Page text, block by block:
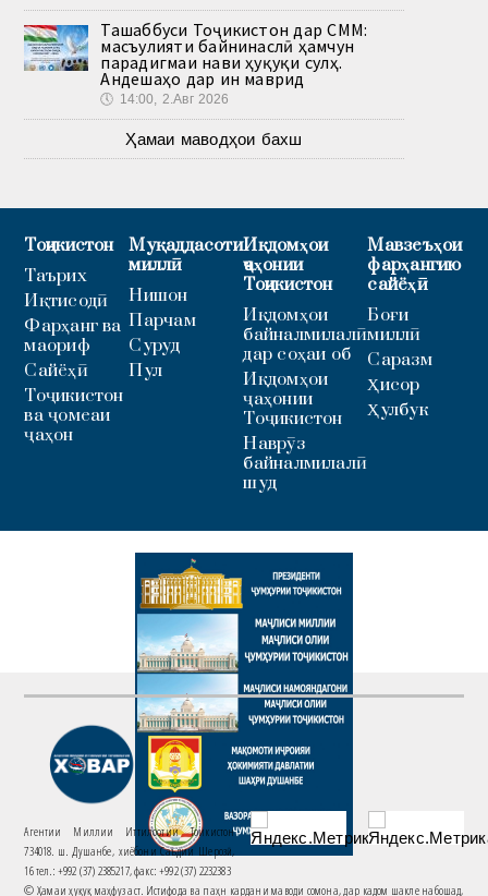
Ташаббуси Тоҷикистон дар СММ:
масъулияти байнинаслӣ ҳамчун
парадигмаи нави ҳуқуқи сулҳ.
Андешаҳо дар ин маврид
🕔 14:00, 2.Авг 2026
Ҳамаи маводҳои бахш
Тоҷикистон
Таърих
Иқтисодӣ
Фарҳанг ва
маориф
Сайёҳӣ
Тоҷикистон
ва ҷомеаи
ҷаҳон
Муқаддасоти
миллӣ
Нишон
Парчам
Суруд
Пул
Иқдомҳои
ҷаҳонии
Тоҷикистон
Иқдомҳои
байналмилалӣ
дар соҳаи об
Иқдомҳои
ҷаҳонии
Тоҷикистон
Наврӯз
байналмилалӣ
шуд
Мавзеъҳои
фарҳангию
сайёҳӣ
Боғи
миллӣ
Саразм
Ҳисор
Ҳулбук
Агентии Миллии Иттилоотии Тоҷикистон
734018. ш. Душанбе, хиёбони Саъдии Шерозӣ,
16 тел.: +992 (37) 2385217, факс: +992 (37) 2232383
© Ҳамаи ҳуқуқ маҳфуз аст. Истифода ва паҳн кардани маводи сомона, дар кадом шакле набошад,